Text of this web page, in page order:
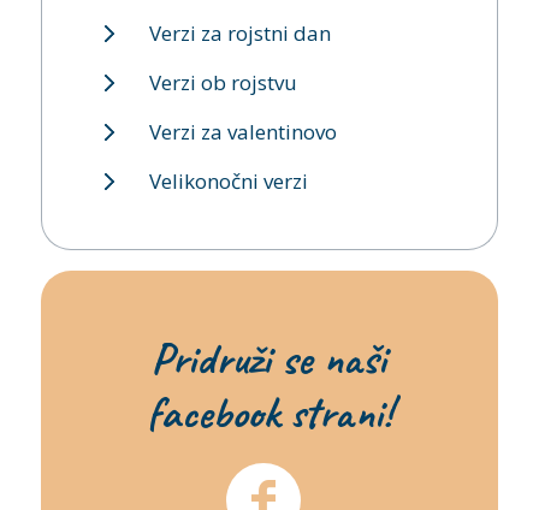
Verzi za rojstni dan
Verzi ob rojstvu
Verzi za valentinovo
Velikonočni verzi
Pridruži se naši
facebook strani!